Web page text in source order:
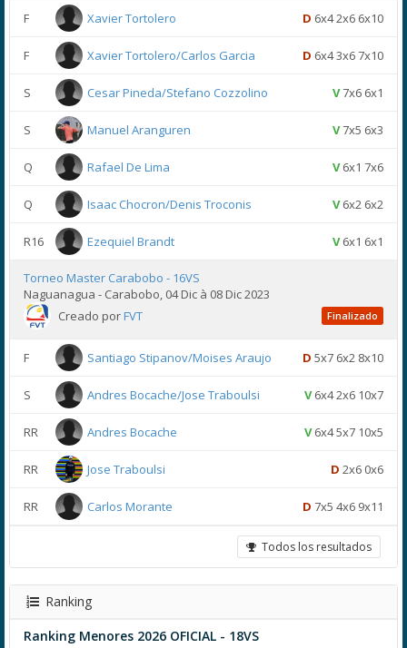
F Xavier Tortolero D 6x4 2x6 6x10
F Xavier Tortolero/Carlos Garcia D 6x4 3x6 7x10
S Cesar Pineda/Stefano Cozzolino V7x6 6x1
S Manuel Aranguren V7x5 6x3
Q Rafael De Lima V6x1 7x6
Q Isaac Chocron/Denis Troconis V6x2 6x2
R16 Ezequiel Brandt V6x1 6x1
Torneo Master Carabobo - 16VS
Naguanagua - Carabobo, 04 Dic à 08 Dic 2023
Creado porFVT Finalizado
F Santiago Stipanov/Moises Araujo D 5x7 6x2 8x10
S Andres Bocache/Jose Traboulsi V6x4 2x6 10x7
RR Andres Bocache V6x4 5x7 10x5
RR Jose Traboulsi D 2x6 0x6
RR Carlos Morante D 7x5 4x6 9x11
Todos los resultados
Ranking
Ranking Menores 2026 OFICIAL - 18VS